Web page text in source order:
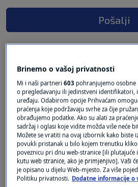
Pošalji
Oglas
Brinemo o vašoj privatnosti
Mi i naši partneri603 pohranjujemo osobne
o pregledavanju ili jedinstveni identifikatori,
uređaju. Odabirom opcije Prihvaćam
praćenja koje podržavaju svrhe za čije
obrađujemo podatke. Ako su alati za
sadržaj i oglasi koje vidite možda više neće
Možete se vratiti na ovaj izbornik kako biste
povukli pristanak u bilo kojem trenutku
poveznicu pri dnu web-stranice [ili
kutu web stranice, ako je primjenjivo]. Vaši
je opisano u dijelu Web-mjesto. Za više
Politiku privatnosti. Dodatne informacije o